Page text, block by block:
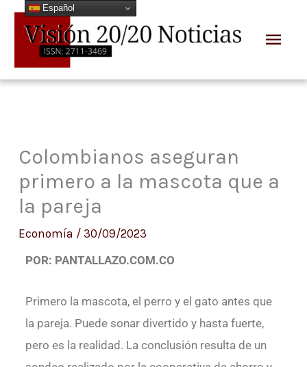
contenido
Colombianos aseguran
primero a la mascota que a
la pareja
Economía / 30/09/2023
POR: PANTALLAZO.COM.CO
Primero la mascota, el perro y el gato antes que
la pareja. Puede sonar divertido y hasta fuerte,
pero es la realidad. La conclusión resulta de un
Español